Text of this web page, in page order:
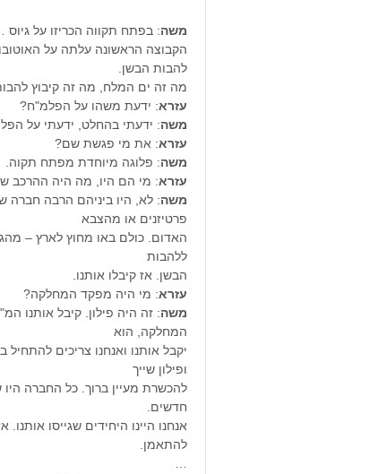
משה: בפתח תקווה הכריזו על
הקבוצה הראשונה עלתה על
להבות הבשן.
מה זה ים המלח, מה זה קיבוץ
עזרא: ידעת משהו על הפלמ"ח?
משה: ידעתי בהחלט, ידעתי על
עזרא: את מי פגשת שם?
משה: פלוגה מיוחדת מפתח תקוה.
עזרא: מי הם היו, מה היה ההרכב
משה: לא, היו ביניהם הרבה חברה
פרטיזנים או מהצבא
האדום. כולם באו מחוץ לארץ –
ללהבות
הבשן. אז קיבלו אותנו.
עזרא: מי היה מפקד המחלקה?
משה: זה היה פילון. קיבל אותנו
המחלקה, הוא
יקבל אותנו ואנחנו צריכים
ופילון שייך
להכשרת מעיין ברוך. כל החברה היו
חדשים.
אנחנו היינו היחידים שגייסו
להתאמן.
…